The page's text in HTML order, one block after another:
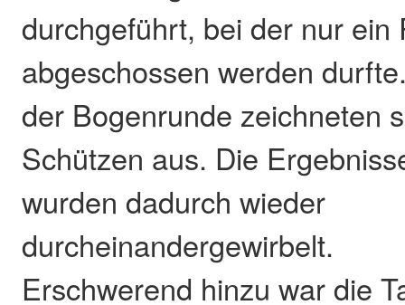
durchgeführt, bei der nur ein
abgeschossen werden
der Bogenrunde zeichneten
Schützen aus. Die
wurden dadurch wieder
durcheinandergewirbelt.
Erschwerend hinzu war die